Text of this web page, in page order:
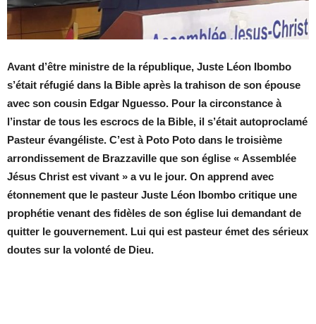
Avant d’être ministre de la république, Juste Léon Ibombo
s’était réfugié dans la Bible après la trahison de son épouse
avec son cousin Edgar Nguesso. Pour la circonstance à
l’instar de tous les escrocs de la Bible, il s’était autoproclamé
Pasteur évangéliste. C’est à Poto Poto dans le troisième
arrondissement de Brazzaville que son église « Assemblée
Jésus Christ est vivant » a vu le jour. On apprend avec
étonnement que le pasteur Juste Léon Ibombo critique une
prophétie venant des fidèles de son église lui demandant de
quitter le gouvernement. Lui qui est pasteur émet des sérieux
doutes sur la volonté de Dieu.